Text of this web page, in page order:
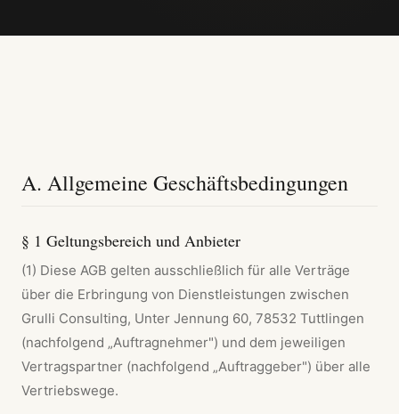
A. Allgemeine Geschäftsbedingungen
§ 1 Geltungsbereich und Anbieter
(1) Diese AGB gelten ausschließlich für alle Verträge
über die Erbringung von Dienstleistungen zwischen
Grulli Consulting, Unter Jennung 60, 78532 Tuttlingen
(nachfolgend „Auftragnehmer") und dem jeweiligen
Vertragspartner (nachfolgend „Auftraggeber") über alle
Vertriebswege.